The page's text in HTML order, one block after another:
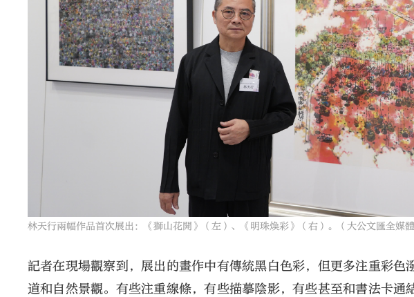
林天行兩幅作品首次展出：《獅山花開》（左）、《明珠煥彩》（右）。（大公文匯全媒
記者在現場觀察到，展出的畫作中有傳統黑白色彩，但更多注重彩
道和自然景觀。有些注重線條，有些描摹陰影，有些甚至和書法卡